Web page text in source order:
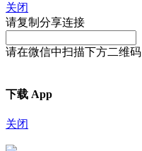
关闭
请复制分享连接
请在微信中扫描下方二维码
下载 App
关闭